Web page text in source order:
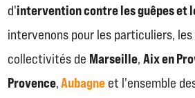
d'intervention contre les guêpes et
intervenons pour les particuliers,
collectivités de Marseille,Aix en
Provence,Aubagne et l'ensemble